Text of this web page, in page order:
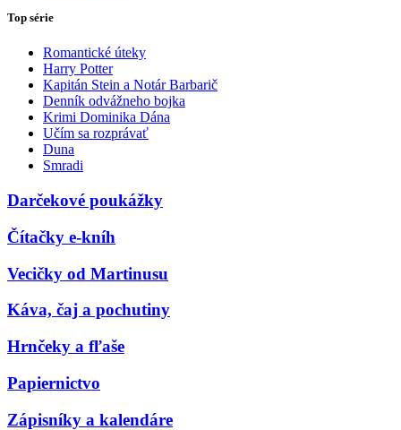
Top série
Romantické úteky
Harry Potter
Kapitán Stein a Notár Barbarič
Denník odvážneho bojka
Krimi Dominika Dána
Učím sa rozprávať
Duna
Smradi
Darčekové poukážky
Čítačky e-kníh
Vecičky od Martinusu
Káva, čaj a pochutiny
Hrnčeky a fľaše
Papiernictvo
Zápisníky a kalendáre